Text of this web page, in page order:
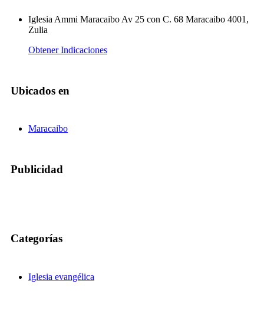
Iglesia Ammi Maracaibo Av 25 con C. 68 Maracaibo 4001,
Zulia
Obtener Indicaciones
Ubicados en
Maracaibo
Publicidad
Categorías
Iglesia evangélica